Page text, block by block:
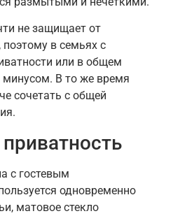
не защищает от
поэтому в семьях с
или в общем
В то же время
сочетать с общей
с гостевым
одновременно
матовое стекло